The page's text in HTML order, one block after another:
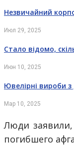
Незвичайний
Июл 29, 2025
Стало відомо,
Июн 10, 2025
Ювелірні вироби
Мар 10, 2025
Люди заявили,
погибшего